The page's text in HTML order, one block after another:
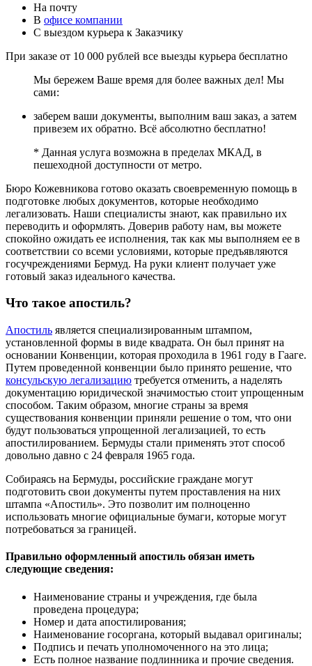
На почту
В офисе компании
С выездом курьера к Заказчику
При заказе от 10 000 рублей все выезды курьера бесплатно
Мы бережем Ваше время для более важных дел! Мы
сами:
заберем ваши документы, выполним ваш заказ, а затем
привезем их обратно. Всё абсолютно бесплатно!
* Данная услуга возможна в пределах МКАД, в
пешеходной доступности от метро.
Бюро Кожевникова готово оказать своевременную помощь в
подготовке любых документов, которые необходимо
легализовать. Наши специалисты знают, как правильно их
переводить и оформлять. Доверив работу нам, вы можете
спокойно ожидать ее исполнения, так как мы выполняем ее в
соответствии со всеми условиями, которые предъявляются
госучреждениями Бермуд. На руки клиент получает уже
готовый заказ идеального качества.
Что такое апостиль?
Апостиль является специализированным штампом,
установленной формы в виде квадрата. Он был принят на
основании Конвенции, которая проходила в 1961 году в Гааге.
Путем проведенной конвенции было принято решение, что
консульскую легализацию требуется отменить, а наделять
документацию юридической значимостью стоит упрощенным
способом. Таким образом, многие страны за время
существования конвенции приняли решение о том, что они
будут пользоваться упрощенной легализацией, то есть
апостилированием. Бермуды стали применять этот способ
довольно давно с 24 февраля 1965 года.
Собираясь на Бермуды, российские граждане могут
подготовить свои документы путем проставления на них
штампа «Апостиль». Это позволит им полноценно
использовать многие официальные бумаги, которые могут
потребоваться за границей.
Правильно оформленный апостиль обязан иметь
следующие сведения:
Наименование страны и учреждения, где была
проведена процедура;
Номер и дата апостилирования;
Наименование госоргана, который выдавал оригиналы;
Подпись и печать уполномоченного на это лица;
Есть полное название подлинника и прочие сведения.